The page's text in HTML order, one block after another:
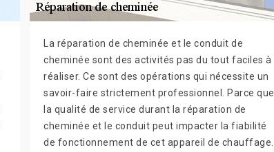
La réparation de cheminée et le conduit de
cheminée sont des activités pas du tout faciles à
réaliser. Ce sont des opérations qui nécessite un
savoir-faire strictement professionnel. Parce que
la qualité de service durant la réparation de
cheminée et le conduit peut impacter la fiabilité
de fonctionnement de cet appareil de chauffage.